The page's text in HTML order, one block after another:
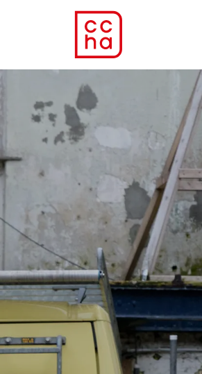
Inzoomen